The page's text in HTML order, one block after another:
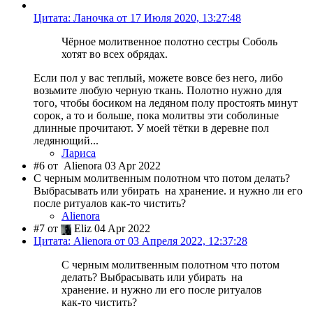
Цитата: Ланочка от 17 Июля 2020, 13:27:48
Чёрное молитвенное полотно сестры Соболь
хотят во всех обрядах.
Если пол у вас теплый, можете вовсе без него, либо
возьмите любую черную ткань. Полотно нужно для
того, чтобы босиком на ледяном полу простоять минут
сорок, а то и больше, пока молитвы эти соболиные
длинные прочитают. У моей тётки в деревне пол
ледянющий...
Лариса
#6 от Alienora 03 Apr 2022
С черным молитвенным полотном что потом делать?
Выбрасывать или убирать на хранение. и нужно ли его
после ритуалов как-то чистить?
Alienora
#7 от
Eliz 04 Apr 2022
Цитата: Alienora от 03 Апреля 2022, 12:37:28
С черным молитвенным полотном что потом
делать? Выбрасывать или убирать на
хранение. и нужно ли его после ритуалов
как-то чистить?